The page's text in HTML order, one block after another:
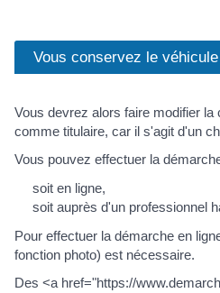
Vous conservez le véhicule
Vous devrez alors faire modifier
comme titulaire, car il s'agit d'un
Vous pouvez effectuer la
soit en ligne,
soit auprès d'un professionnel
Pour effectuer la démarche en
fonction photo) est nécessaire.
Des <a href="https://